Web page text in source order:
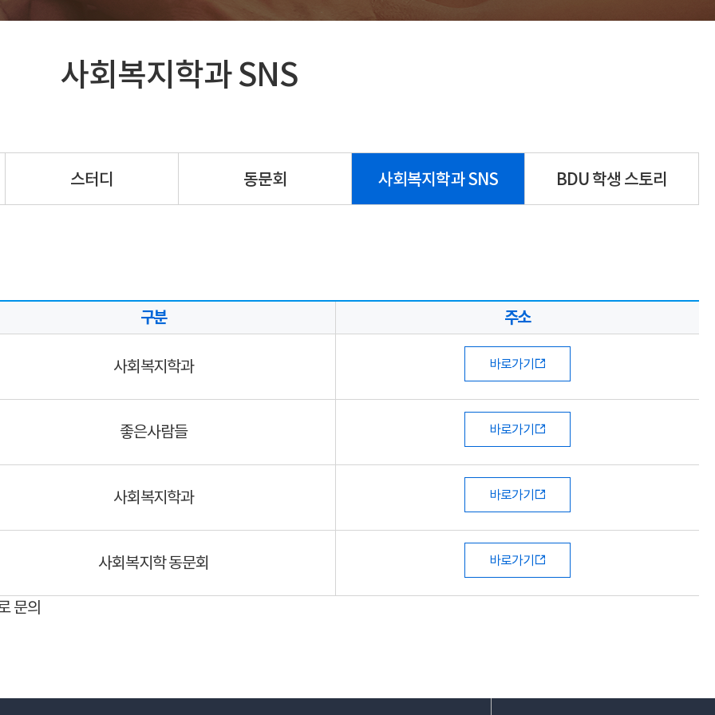
사회복지학과 SNS
스터디 동문회 사회복지학과 SNS BDU 학생 스토리
구분 주소
사회복지학과 바로가기
좋은사람들 바로가기
사회복지학과 바로가기
사회복지학 동문회 바로가기
문의